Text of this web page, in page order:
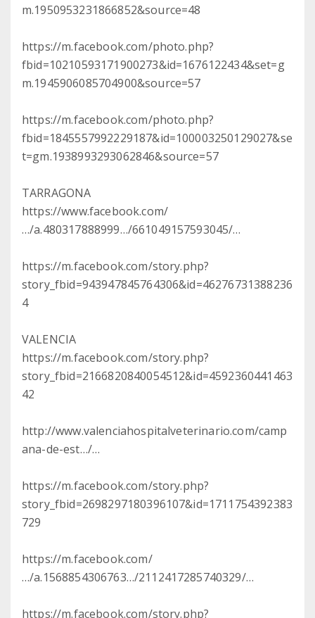
m.1950953231866852&source=48
https://m.facebook.com/photo.php?
fbid=10210593171900273&id=1676122434&set=g
m.1945906085704900&source=57
https://m.facebook.com/photo.php?
fbid=1845557992229187&id=100003250129027&se
t=gm.1938993293062846&source=57
TARRAGONA
https://www.facebook.com/
…/a.480317888999…/661049157593045/…
https://m.facebook.com/story.php?
story_fbid=943947845764306&id=46276731388236
4
VALENCIA
https://m.facebook.com/story.php?
story_fbid=2166820840054512&id=4592360441463
42
http://www.valenciahospitalveterinario.com/camp
ana-de-est…/…
https://m.facebook.com/story.php?
story_fbid=2698297180396107&id=1711754392383
729
https://m.facebook.com/
…/a.1568854306763…/2112417285740329/…
https://m.facebook.com/story.php?